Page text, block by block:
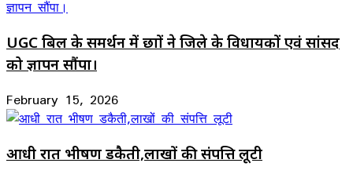
UGC बिल के समर्थन में छात्रों ने जिले के विधायकों एवं सांसद
को ज्ञापन सौंपा।
February 15, 2026
आधी रात भीषण डकैती,लाखों की संपत्ति लूटी